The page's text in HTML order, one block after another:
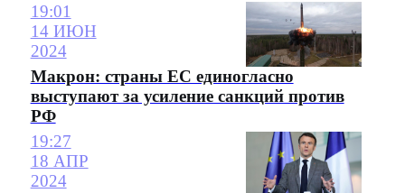
19:01
14 ИЮН
2024
Макрон: страны ЕС единогласно
выступают за усиление санкций против
РФ
19:27
18 АПР
2024